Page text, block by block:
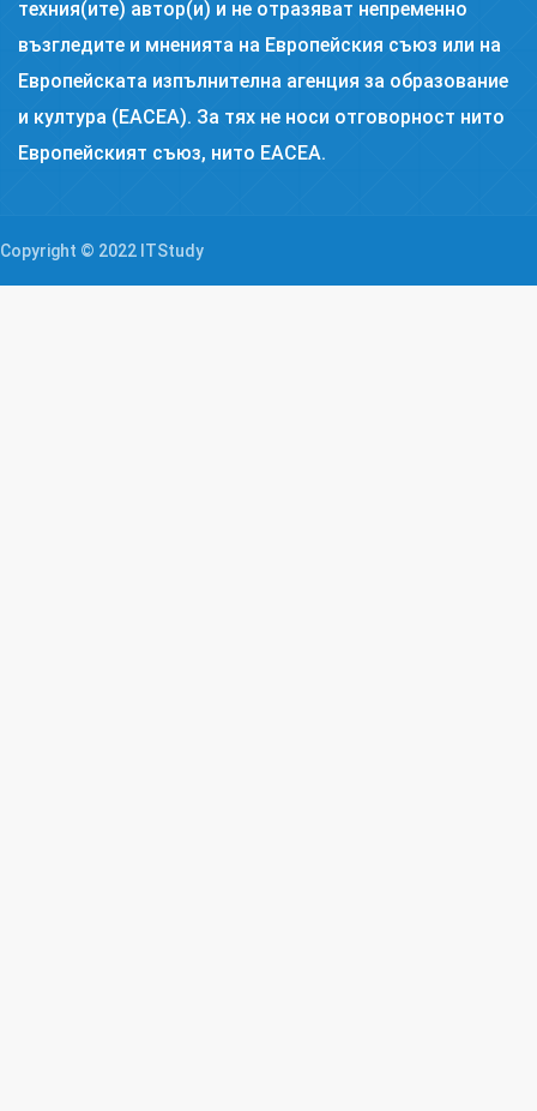
техния(ите) автор(и) и не отразяват непременно
възгледите и мненията на Европейския съюз или на
Европейската изпълнителна агенция за образование
и култура (EACEA). За тях не носи отговорност нито
Европейският съюз, нито EACEA.
Copyright © 2022 ITStudy